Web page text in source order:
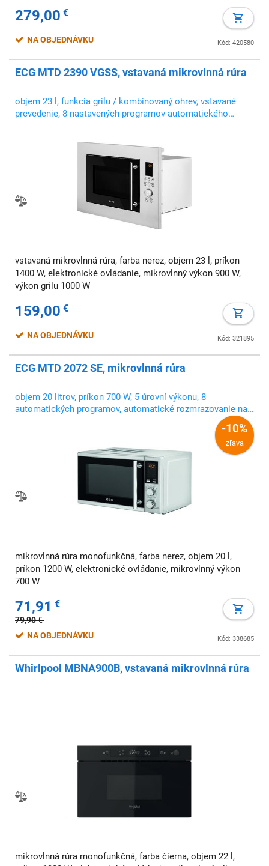
279,00 €
Kód: 420580
NA OBJEDNÁVKU
ECG MTD 2390 VGSS, vstavaná mikrovlnná rúra
objem 23 l, funkcia grilu / kombinovaný ohrev, vstavané
prevedenie, 8 nastavených programov automatického
vstavaná mikrovlnná rúra, farba nerez, objem 23 l, príkon
1400 W, elektronické ovládanie, mikrovlnný výkon 900 W,
výkon grilu 1000 W
159,00 €
Kód: 321895
NA OBJEDNÁVKU
ECG MTD 2072 SE, mikrovlnná rúra
objem 20 litrov, príkon 700 W, 5 úrovní výkonu, 8
automatických programov, automatické rozmrazovanie na
-10%
zľava
mikrovlnná rúra monofunkčná, farba nerez, objem 20 l,
príkon 1200 W, elektronické ovládanie, mikrovlnný výkon
700 W
71,91 €
79,90€
Kód: 338685
NA OBJEDNÁVKU
Whirlpool MBNA900B, vstavaná mikrovlnná rúra
mikrovlnná rúra monofunkčná, farba čierna, objem 22 l,